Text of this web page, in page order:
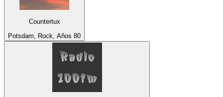
Countertux
Potsdam, Rock, Años 80